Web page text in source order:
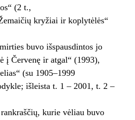
(2 t.,
kryžiai ir koplytėlės“
buvo išspausdintos jo
į Červenę ir atgal“ (1993),
(su 1905–1999
išleista t. 1 – 2001, t. 2 –
kurie vėliau buvo